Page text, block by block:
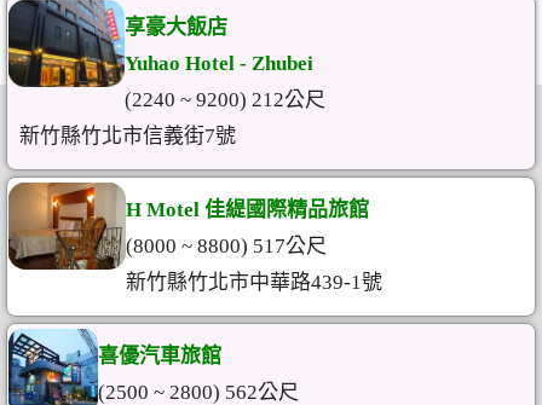
享豪大飯店
Yuhao Hotel - Zhubei
(2240 ~ 9200) 212公尺
新竹縣竹北市信義街7號
H Motel 佳緹國際精品旅館
(8000 ~ 8800) 517公尺
新竹縣竹北市中華路439-1號
喜優汽車旅館
(2500 ~ 2800) 562公尺